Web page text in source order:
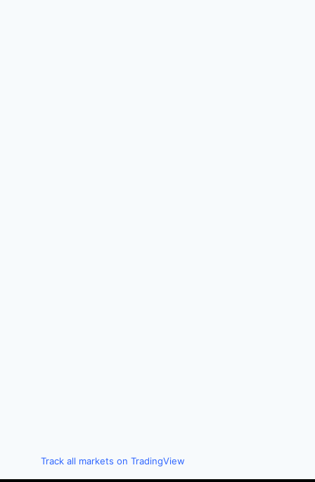
Track all markets on TradingView